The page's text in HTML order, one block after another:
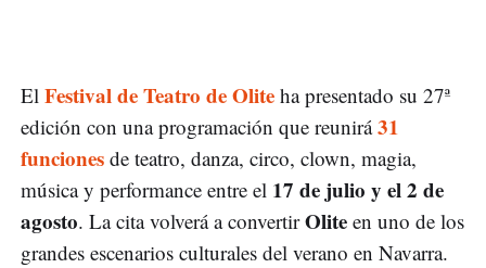
El Festival de Teatro de Olite ha presentado su 27ª
edición con una programación que reunirá31
funciones de teatro, danza, circo, clown, magia,
música y performance entre el 17 de julio y el 2 de
agosto. La cita volverá a convertirOlite en uno de los
grandes escenarios culturales del verano en Navarra.